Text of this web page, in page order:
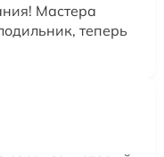
Мастера
теперь